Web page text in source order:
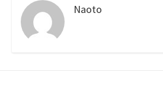
Naoto